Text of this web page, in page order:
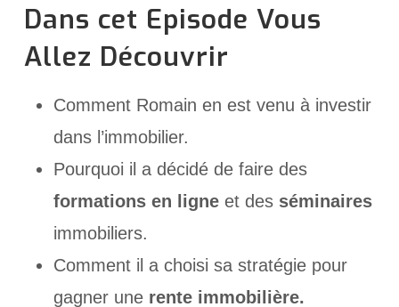
Dans cet Episode Vous
Allez Découvrir
Comment Romain en est venu à investir
dans l’immobilier.
Pourquoi il a décidé de faire des
formations en ligneet des séminaires
immobiliers.
Comment il a choisi sa stratégie pour
gagner unerente immobilière.